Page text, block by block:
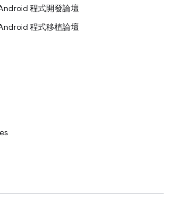
程式開發論壇
程式移植論壇